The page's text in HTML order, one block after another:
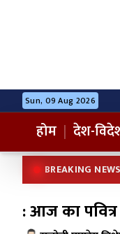
Sun, 09 Aug 2026
होम | देश-
BREAKING NEWS
: आज का